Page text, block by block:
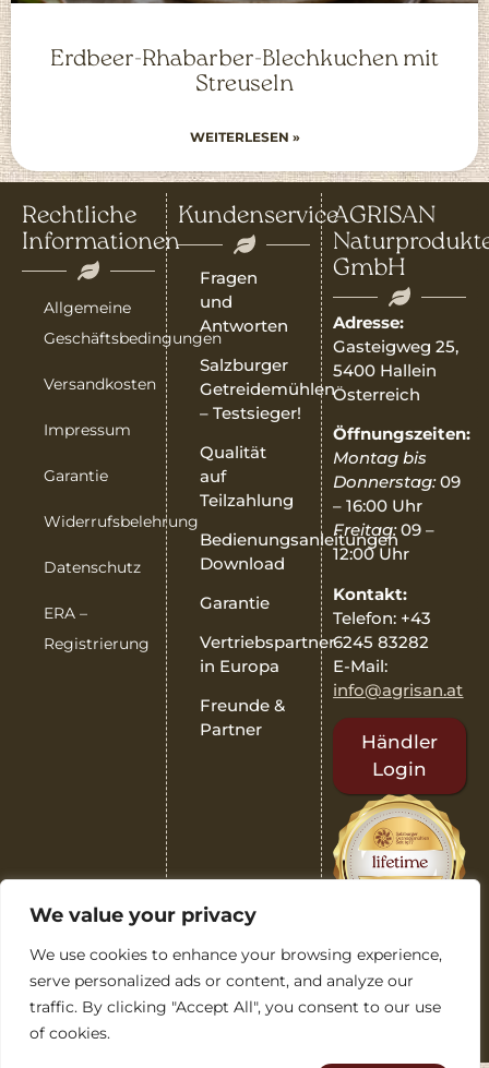
We value your privacy
We use cookies to enhance your browsing experience,
serve personalized ads or content, and analyze our
traffic. By clicking "Accept All", you consent to our use
of cookies.
Erdbeer-Rhabarber-Blechkuchen mit
Streuseln
WEITERLESEN »
Rechtliche
Informationen
Allgemeine
Geschäftsbedingungen
Versandkosten
Impressum
Garantie
Widerrufsbelehrung
Datenschutz
ERA –
Registrierung
Kundenservice
Fragen
und
Antworten
Salzburger
Getreidemühlen
– Testsieger!
Qualität
auf
Teilzahlung
Bedienungsanleitungen
Download
Garantie
Vertriebspartner
in Europa
Freunde &
Partner
AGRISAN
GmbH
Adresse:
Gasteigweg 25,
5400 Hallein
Österreich
Öffnungszeiten:
Montag bis
Donnerstag:09
– 16:00 Uhr
Freitag:09 –
12:00 Uhr
Kontakt:
Telefon: +43
6245 83282
E-Mail:
info@agrisan.at
Händler
Login